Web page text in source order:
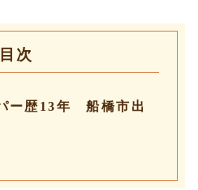
目次
歴13年 船橋市出